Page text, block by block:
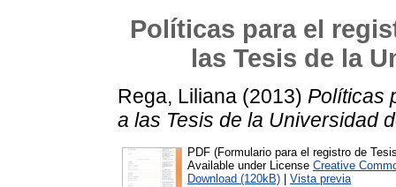
Políticas para el
las Tesis de la
Rega, Liliana (2013) Políticas
a las Tesis de la Universidad
PDF (Formulario para el registro de
Available under License Creative
Download (120kB)
Vista previa